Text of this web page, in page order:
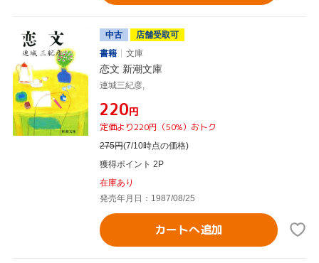
中古
店舗受取可
書籍
文庫
恋文 新潮文庫
連城三紀彦,
¥220円
定価より220円（50%）おトク
275円(7/10時点の価格)
獲得ポイント 2P
在庫あり
発売年月日：1987/08/25
カートへ追加